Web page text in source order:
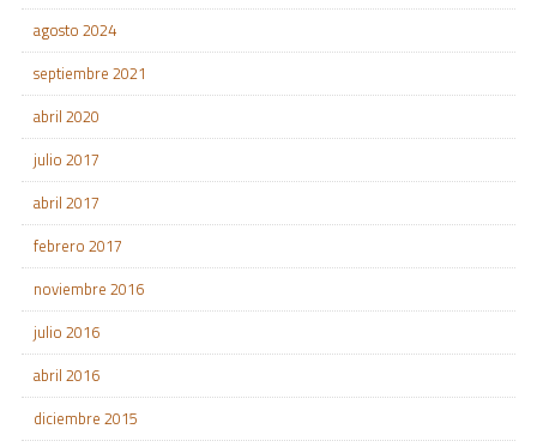
agosto 2024
septiembre 2021
abril 2020
julio 2017
abril 2017
febrero 2017
noviembre 2016
julio 2016
abril 2016
diciembre 2015